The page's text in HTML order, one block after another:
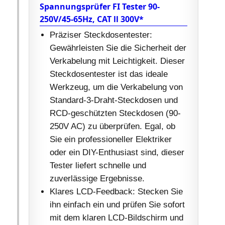
Spannungsprüfer FI Tester 90-
250V/45-65Hz, CAT ll 300V*
Präziser Steckdosentester:
Gewährleisten Sie die Sicherheit der
Verkabelung mit Leichtigkeit. Dieser
Steckdosentester ist das ideale
Werkzeug, um die Verkabelung von
Standard-3-Draht-Steckdosen und
RCD-geschützten Steckdosen (90-
250V AC) zu überprüfen. Egal, ob
Sie ein professioneller Elektriker
oder ein DIY-Enthusiast sind, dieser
Tester liefert schnelle und
zuverlässige Ergebnisse.
Klares LCD-Feedback: Stecken Sie
ihn einfach ein und prüfen Sie sofort
mit dem klaren LCD-Bildschirm und